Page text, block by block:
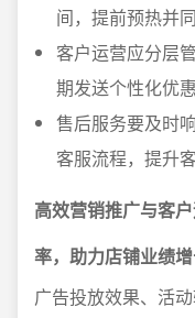
间，提前预热并
客户运营应分层
期发送个性化优
售后服务要及时
客服流程，提升
高效营销推广与客
率，助力店铺业绩增
广告投放效果、活